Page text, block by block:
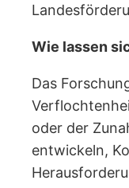
Wie lassen
Das
oder der
entwickeln,